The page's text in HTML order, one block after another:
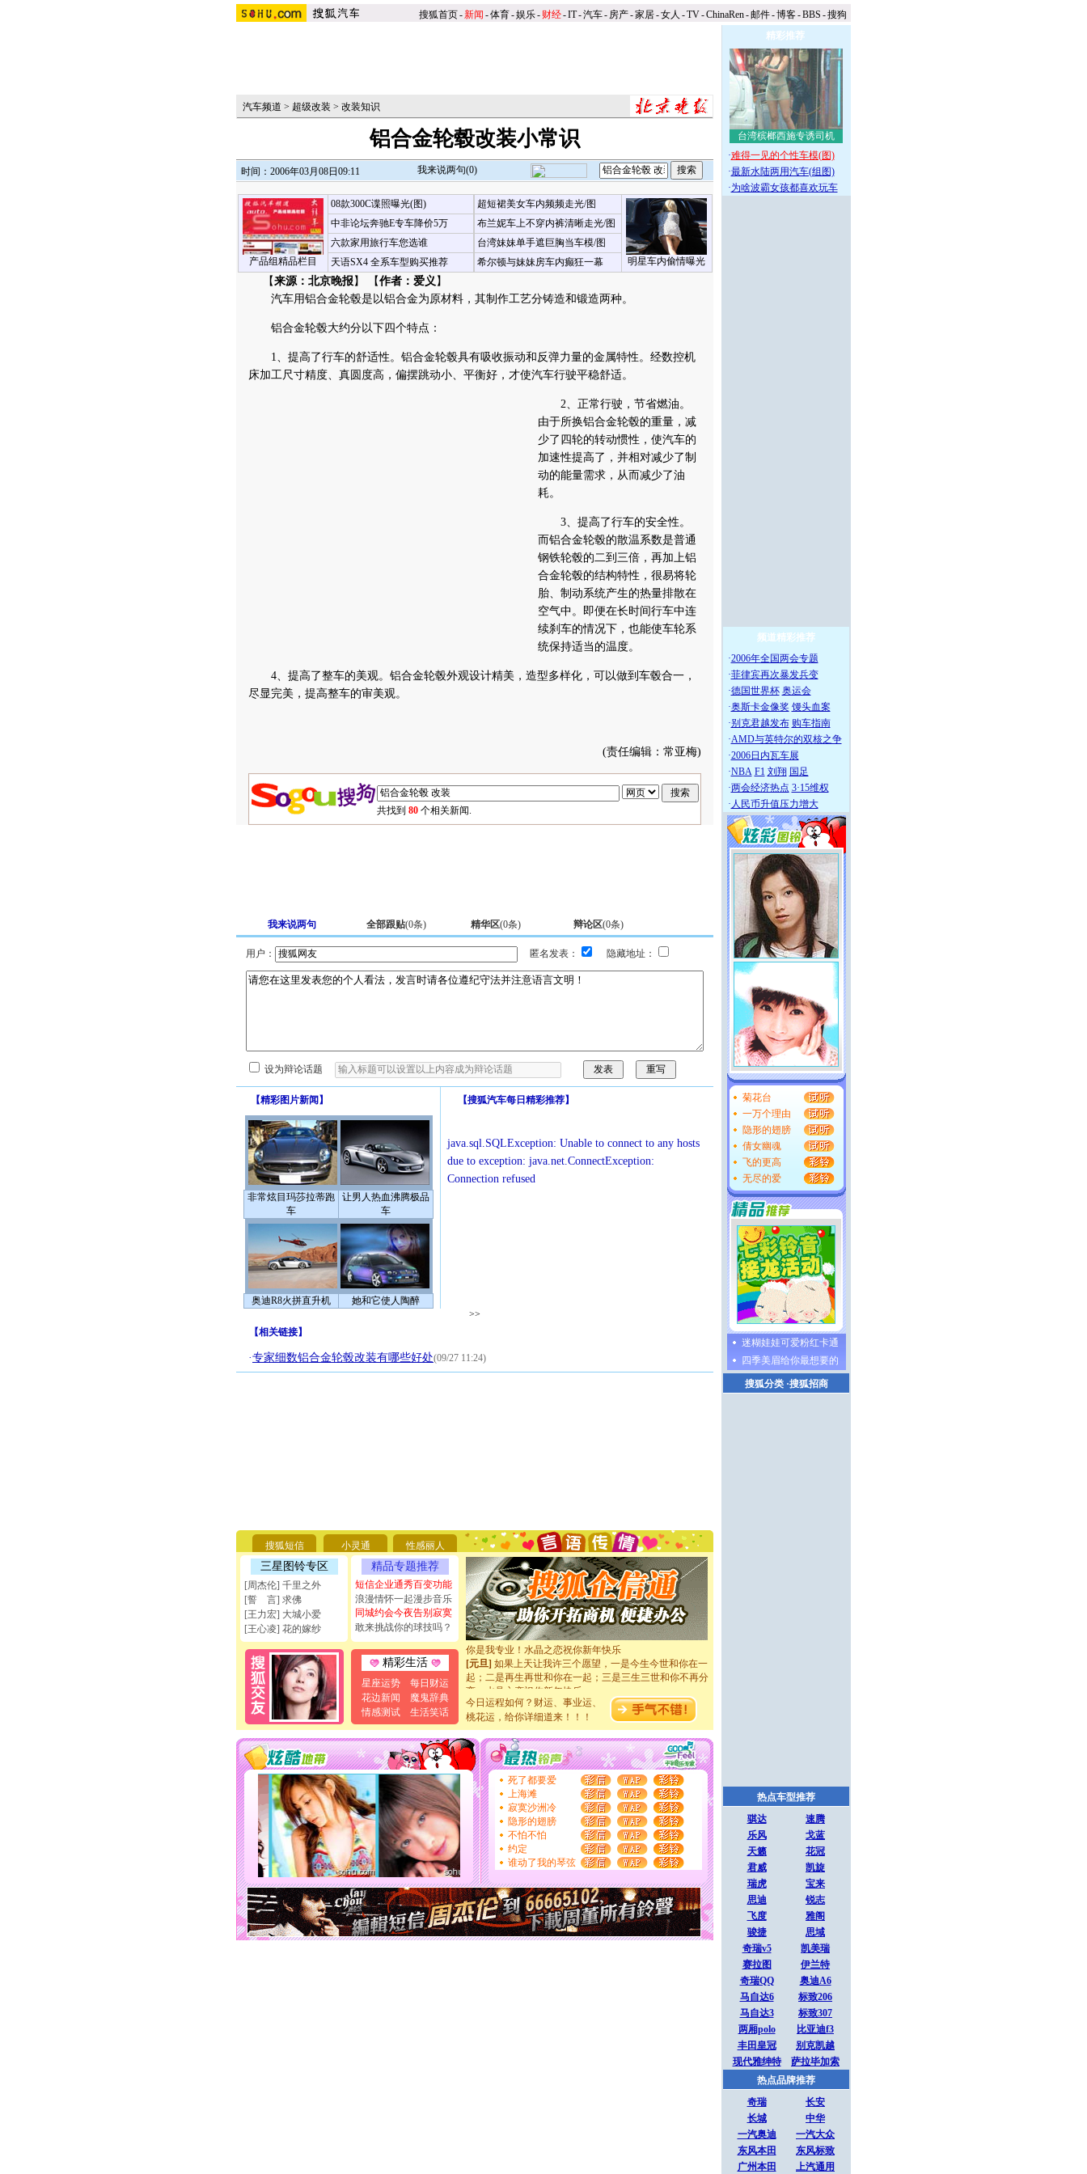
搜狐首页-新闻 -体育-娱乐- 财经-IT-汽车- 房产-家居-女人 -TV-ChinaRen-邮件-博客-BBS -搜狗
汽车频道 > 超级改装 > 改装知识
铝合金轮毂改装小常识
时间：2006年03月08日09:11 我来说两句(0)
产品组精品栏目
08款300C谍照曝光(图)
中非论坛奔驰E专车降价5万
六款家用旅行车您选谁
天语SX4 全系车型购买推荐
超短裙美女车内频频走光/图
明星车内偷情曝光
布兰妮车上不穿内裤清晰走光/图
台湾妹妹单手遮巨胸当车模/图
希尔顿与妹妹房车内癫狂一幕
【来源：北京晚报】 【作者：爱义 】
汽车用铝合金轮毂是以铝合金为原材料，其制作工艺分铸造和锻造两种。
铝合金轮毂大约分以下四个特点：
1、提高了行车的舒适性。铝合金轮毂具有吸收振动和反弹力量的金属特性。经数控机
床加工尺寸精度、真圆度高，偏摆跳动小、平衡好，才使汽车行驶平稳舒适。
2、正常行驶，节省燃油。
由于所换铝合金轮毂的重量，减
少了四轮的转动惯性，使汽车的
加速性提高了，并相对减少了制
动的能量需求，从而减少了油
耗。
3、提高了行车的安全性。
而铝合金轮毂的散温系数是普通
钢铁轮毂的二到三倍，再加上铝
合金轮毂的结构特性，很易将轮
胎、制动系统产生的热量排散在
空气中。即便在长时间行车中连
续刹车的情况下，也能使车轮系
统保持适当的温度。
4、提高了整车的美观。铝合金轮毂外观设计精美，造型多样化，可以做到车毂合一，
尽显完美，提高整车的审美观。
(责任编辑：常亚梅)
共找到 80 个相关新闻.
我来说两句 全部跟贴(0条) 精华区(0条) 辩论区(0条)
用户： 匿名发表： 隐藏地址：
设为辩论话题
【精彩图片新闻 】
非常炫目玛莎拉蒂跑
车
让男人热血沸腾极品
车
奥迪R8火拼直升机 她和它使人陶醉
【搜狐汽车每日精彩推荐】
java.sql.SQLException: Unable to connect to any hosts
due to exception: java.net.ConnectException:
Connection refused
>>
【相关链接】
·专家细数铝合金轮毂改装有哪些好处(09/27 11:24)
搜狐短信 小灵通 性感丽人
三星图铃专区
[周杰伦] 千里之外
[誓 言] 求佛
[王力宏] 大城小爱
[王心凌] 花的嫁纱
精品专题推荐
短信企业通秀百变功能
浪漫情怀一起漫步音乐
同城约会今夜告别寂寞
敢来挑战你的球技吗？
精彩生活
星座运势
每日财运
花边新闻
魔鬼辞典
情感测试
生活笑话
要平安！千万要知足！千万不要忘记我！
[圣诞节]不只这样的日子才会想起你,而是这样的日子才
能正大光明地骚扰你,告诉你,圣诞要快乐!新年要快乐!天
天都要快乐噢!
[圣诞节]奉上一颗祝福的心,在这个特别的日子里,愿幸福,
如意,快乐,鲜花,一切美好的祝愿与你同在.圣诞快乐!
[元旦]看到你我会触电；看不到你我要充电；没有你我会
断电。爱你是我职业，想你是我事业，抱你是我特长，吻
你是我专业！水晶之恋祝你新年快乐
[元旦]如果上天让我许三个愿望，一是今生今世和你在一
起；二是再生再世和你在一起；三是三生三世和你不再分
离。水晶之恋祝你新年快乐
[元旦]当我狠下心扭头离去那一刻，你在我身后无助地哭
泣，这痛楚让我明白我多么爱你。我转身抱住你：这猪不
卖了。水晶之恋祝你新年快乐。
[春节]风柔雨润好月圆，半岛铁盒伴身边，每日尽显开心
颜！冬去春来似水如烟，劳碌人生需尽欢！听一曲轻歌，
道一声平安！新年吉祥万事如愿
[春节]
传说薰衣草有四片叶子：第一片叶子是信仰，第二
片叶子是希望，第三片叶子是爱情，第四片叶子是幸运。
送你一棵薰衣草，愿你新年快乐！
[圣诞节]圣诞节到了，想想没什么送给你的，又不打算给
你太多，只有给你五千万：千万快乐！千万要健康！千万
要平安！千万要知足！千万不要忘记我！
[圣诞节]不只这样的日子才会想起你,而是这样的日子才
能正大光明地骚扰你,告诉你,圣诞要快乐!新年要快乐!天
天都要快乐噢!
[圣诞节]奉上一颗祝福的心,在这个特别的日子里,愿幸福,
如意,快乐,鲜花,一切美好的祝愿与你同在.圣诞快乐!
[元旦]看到你我会触电；看不到你我要充电；没有你我会
今日运程如何？财运、事业运、
桃花运，给你详细道来！！！
死了都要爱
上海滩
寂寞沙洲冷
隐形的翅膀
不怕不怕
约定
谁动了我的琴弦
精彩推荐
台湾槟榔西施专诱司机
·难得一见的个性车模(图)
·最新水陆两用汽车(组图)
·为啥波霸女孩都喜欢玩车
频道精彩推荐
·2006年全国两会专题
·菲律宾再次暴发兵变
·德国世界杯 奥运会
·奥斯卡金像奖 馒头血案
·别克君越发布 购车指南
·AMD与英特尔的双核之争
·2006日内瓦车展
·NBA F1 刘翔 国足
·两会经济热点 3·15维权
· 人民币升值压力增大
菊花台
一万个理由
隐形的翅膀
倩女幽魂
飞的更高
无尽的爱
迷糊娃娃可爱粉红卡通
四季美眉给你最想要的
搜狐分类·搜狐招商
热点车型推荐
骐达
速腾
乐风
戈蓝
天籁
花冠
君威
凯旋
瑞虎
宝来
思迪
锐志
飞度
雅阁
骏捷
思域
奇瑞v5
凯美瑞
赛拉图
伊兰特
奇瑞QQ
奥迪A6
马自达6
标致206
马自达3
标致307
两厢polo
比亚迪f3
丰田皇冠
别克凯越
现代雅绅特
萨拉毕加索
热点品牌推荐
奇瑞
长安
长城
中华
一汽奥迪
一汽大众
东风本田
东风标致
广州本田
上汽通用